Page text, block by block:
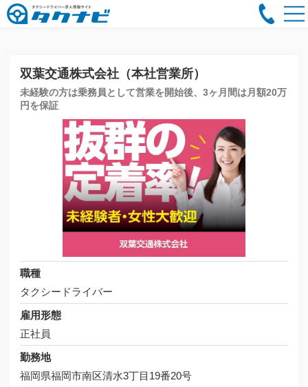
双葉交通株式会社（本社営業所）
未経験の方は乗務員として営業を開始後、3ヶ月間は月額20万
円を保証
職種
タクシードライバー
雇用形態
正社員
勤務地
福岡県福岡市南区清水3丁目19番20号